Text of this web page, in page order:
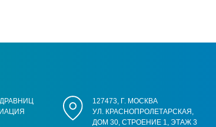
127473, Г. МОСКВА
УЛ. КРАСНОПРОЛЕТАРСКАЯ,
ДОМ 30, СТРОЕНИЕ 1, ЭТАЖ 3